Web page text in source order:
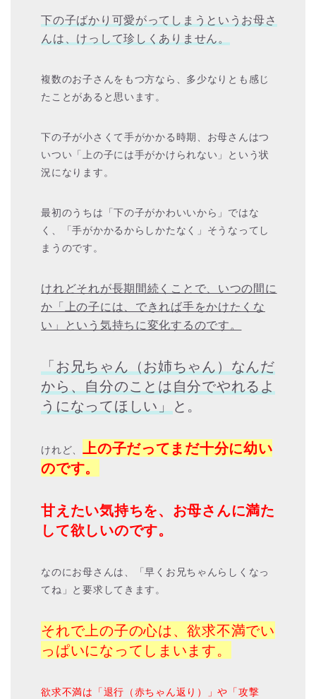
下の子ばかり可愛がってしまうというお母さ
んは、けっして珍しくありません。
複数のお子さんをもつ方なら、多少なりとも感じ
たことがあると思います。
下の子が小さくて手がかかる時期、お母さんはつ
いつい「上の子には手がかけられない」という状
況になります。
最初のうちは「下の子がかわいいから」ではな
く、「手がかかるからしかたなく」そうなってし
まうのです。
けれどそれが長期間続くことで、いつの間に
か「上の子には、できれば手をかけたくな
い」という気持ちに変化するのです。
「お兄ちゃん（お姉ちゃん）なんだ
から、自分のことは自分でやれるよ
うになってほしい」
と。
けれど、上の子だってまだ十分に幼い
のです。
甘えたい気持ちを、お母さんに満た
して欲しいのです。
なのにお母さんは、「早くお兄ちゃんらしくなっ
てね」と要求してきます。
それで上の子の心は、欲求不満でい
っぱいになってしまいます。
欲求不満は「退行（赤ちゃん返り）」や「攻撃